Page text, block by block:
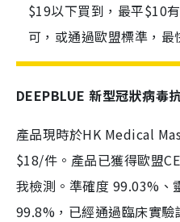
$19以下買到，最平$10
可，或通過歐盟標準，最
DEEPBLUE 新型冠狀病毒
產品現時於HK Medical
$18/件。產品已獲得歐盟
我檢測。準確度 99.03%、
99.8%，已經通過臨床實